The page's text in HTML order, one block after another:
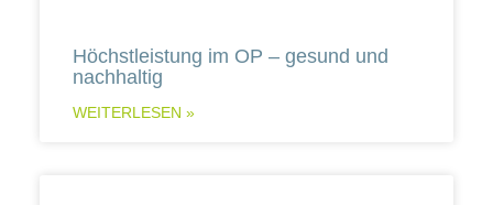
Höchstleistung im OP – gesund und
nachhaltig
WEITERLESEN »